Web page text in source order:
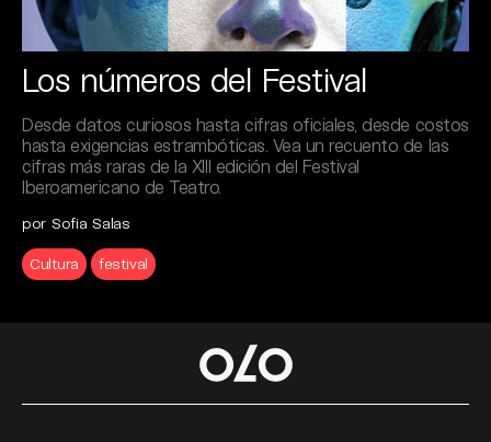
Los números del Festival
Desde datos curiosos hasta cifras oficiales, desde costos
hasta exigencias estrambóticas. Vea un recuento de las
cifras más raras de la XIII edición del Festival
Iberoamericano de Teatro.
por Sofia Salas
Cultura festival